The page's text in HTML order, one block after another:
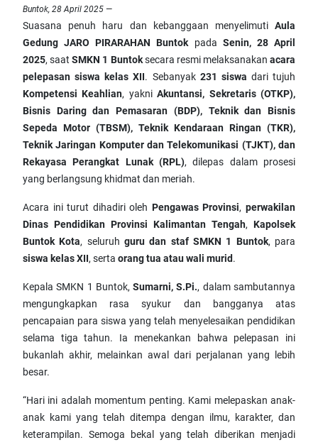
Buntok, 28 April 2025 —
Suasana penuh haru dan kebanggaan menyelimuti Aula
Gedung JARO PIRARAHAN Buntok pada Senin, 28 April
2025, saatSMKN 1 Buntoksecara resmi melaksanakan acara
pelepasan siswa kelas XII. Sebanyak 231 siswa dari tujuh
Kompetensi Keahlian, yakniAkuntansi, Sekretaris (OTKP),
Bisnis Daring dan Pemasaran (BDP), Teknik dan Bisnis
Sepeda Motor (TBSM), Teknik Kendaraan Ringan (TKR),
Teknik Jaringan Komputer dan Telekomunikasi (TJKT), dan
Rekayasa Perangkat Lunak (RPL), dilepas dalam prosesi
yang berlangsung khidmat dan meriah.
Acara ini turut dihadiri oleh Pengawas Provinsi,perwakilan
Dinas Pendidikan Provinsi Kalimantan Tengah, Kapolsek
Buntok Kota, seluruhguru dan staf SMKN 1 Buntok, para
siswa kelas XII, serta orang tua atau wali murid.
Kepala SMKN 1 Buntok,Sumarni, S.Pi., dalam sambutannya
mengungkapkan rasa syukur dan bangganya atas
pencapaian para siswa yang telah menyelesaikan pendidikan
selama tiga tahun. Ia menekankan bahwa pelepasan ini
bukanlah akhir, melainkan awal dari perjalanan yang lebih
besar.
“Hari ini adalah momentum penting. Kami melepaskan anak-
anak kami yang telah ditempa dengan ilmu, karakter, dan
keterampilan. Semoga bekal yang telah diberikan menjadi